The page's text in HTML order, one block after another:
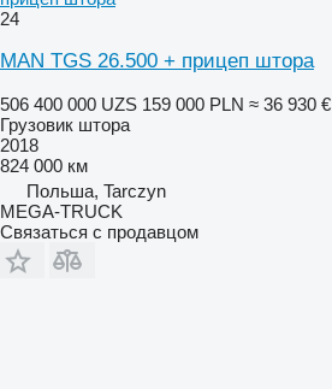
24
MAN TGS 26.500 + прицеп штора
506 400 000 UZS 159 000 PLN ≈ 36 930 €
Грузовик штора
2018
824 000 км
Польша, Tarczyn
MEGA-TRUCK
Связаться с продавцом